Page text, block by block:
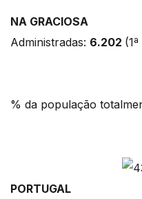
NA GRACIOSA
Administradas: 6.202
% da população
PORTUGAL